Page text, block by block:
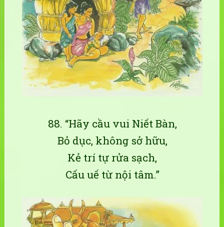
88. “Hãy cầu vui Niết Bàn,
Bỏ dục, không sở hữu,
Kẻ trí tự rửa sạch,
Cấu uế từ nội tâm.”